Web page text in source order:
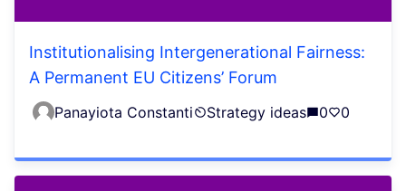
Institutionalising Intergenerational Fairness:
A Permanent EU Citizens’ Forum
Panayiota Constanti Strategy ideas 0 0